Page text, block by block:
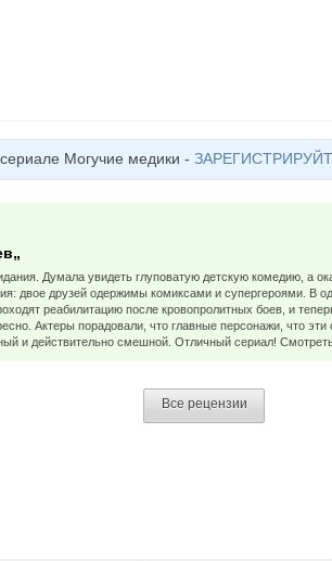
Могучие медики -
Думала увидеть глуповатую детскую комедию, а
двое друзей одержимы комиксами и супергероями. В
реабилитацию после кровопролитных боев, и
Актеры порадовали, что главные персонажи, что
и действительно смешной. Отличный сериал!
Все рецензии